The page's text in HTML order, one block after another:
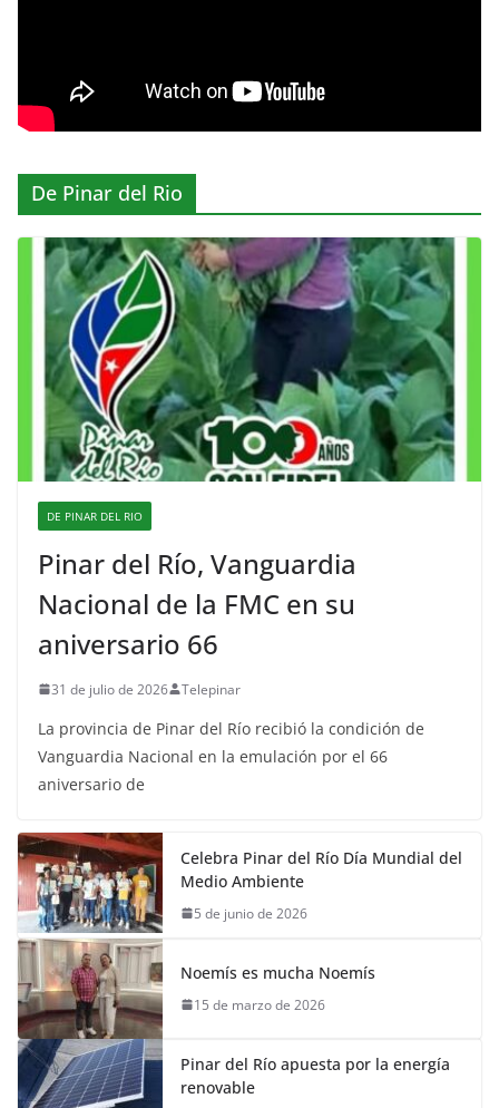
De Pinar del Rio
DE PINAR DEL RIO
Pinar del Río, Vanguardia
Nacional de la FMC en su
aniversario 66
31 de julio de 2026 Telepinar
La provincia de Pinar del Río recibió la condición de
Vanguardia Nacional en la emulación por el 66
aniversario de
Celebra Pinar del Río Día Mundial del
Medio Ambiente
5 de junio de 2026
Noemís es mucha Noemís
15 de marzo de 2026
Pinar del Río apuesta por la energía
renovable